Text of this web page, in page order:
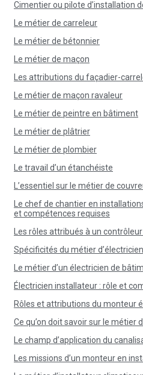
Cimentier ou pilote d’installation
Le métier de carreleur
Le métier de bétonnier
Le métier de maçon
Les attributions du façadier-
Le métier de maçon ravaleur
Le métier de peintre en bâtiment
Le métier de plâtrier
Le métier de plombier
Le travail d’un étanchéiste
L’essentiel sur le métier de
Le chef de chantier en
et compétences requises
Les rôles attribués à un
Spécificités du métier
Le métier d’un électricien de
Électricien installateur : rôle et
Rôles et attributions du monteur
Ce qu’on doit savoir sur le métier
Le champ d’application du
Les missions d’un monteur en